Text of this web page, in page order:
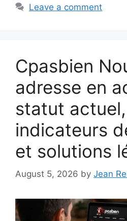
Leave a comment
Cpasbien
adresse en
statut actuel,
indicateurs
et solutions
August 5, 2026 by Jean